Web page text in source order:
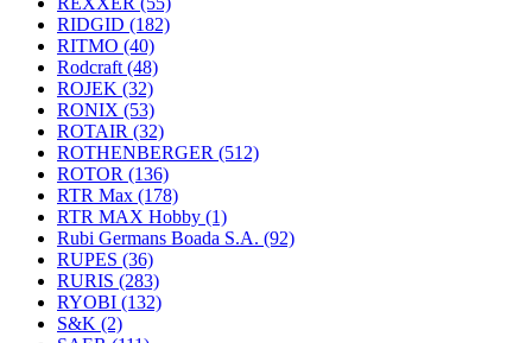
RIDGID (182)
RITMO (40)
Rodcraft (48)
ROJEK (32)
RONIX (53)
ROTAIR (32)
ROTHENBERGER (512)
ROTOR (136)
RTR Max (178)
RTR MAX Hobby (1)
Rubi Germans Boada S.A. (92)
RUPES (36)
RURIS (283)
RYOBI (132)
S&K (2)